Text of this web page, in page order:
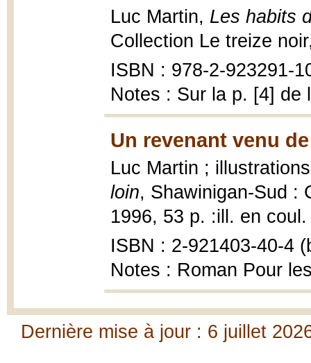
Luc Martin, Les habits
Collection Le treize
ISBN : 978-2-923291-
Notes : Sur la p. [4] de
Un revenant venu
Luc Martin ;
loin, Shawinigan-Sud :
1996, 53 p. :ill. en
ISBN : 2-921403-40-4
Notes : Roman Pour
Dernière mise à jour : 6 juillet